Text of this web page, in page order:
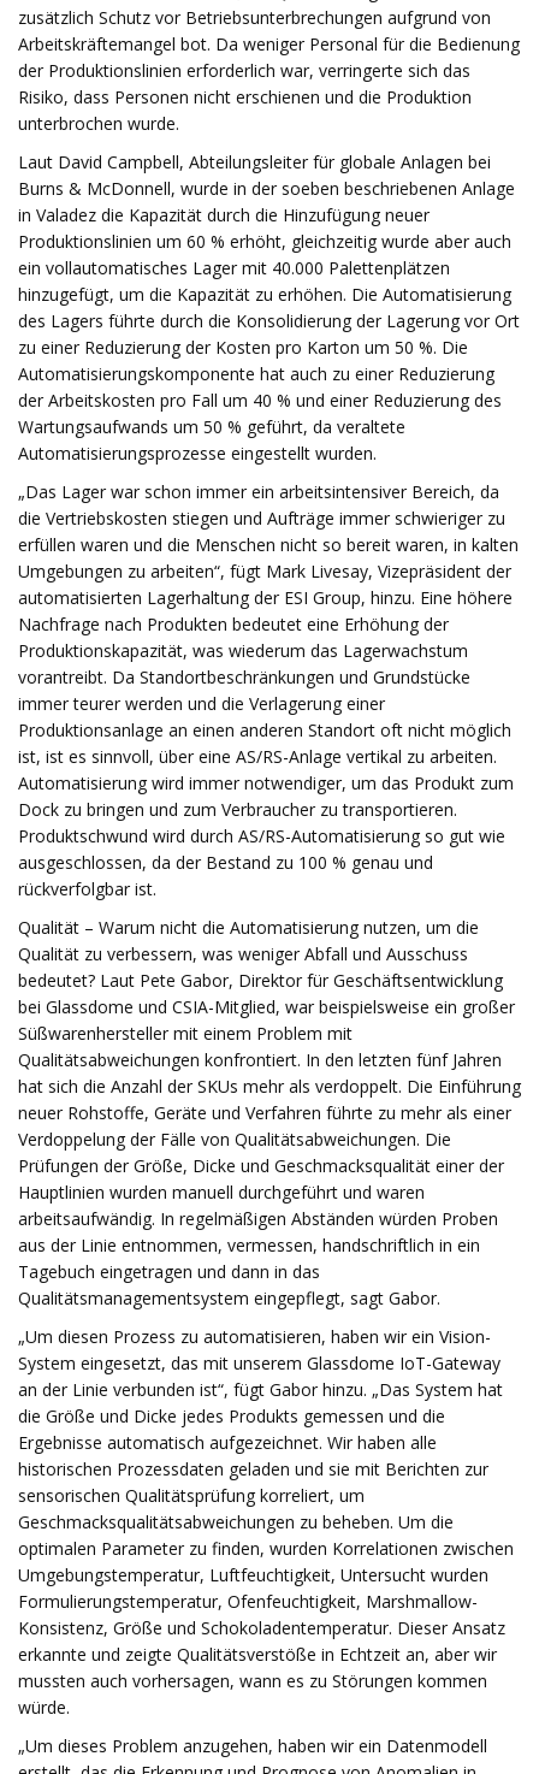
zusätzlich Schutz vor Betriebsunterbrechungen aufgrund von
Arbeitskräftemangel bot. Da weniger Personal für die Bedienung
der Produktionslinien erforderlich war, verringerte sich das
Risiko, dass Personen nicht erschienen und die Produktion
unterbrochen wurde.
Laut David Campbell, Abteilungsleiter für globale Anlagen bei
Burns & McDonnell, wurde in der soeben beschriebenen Anlage
in Valadez die Kapazität durch die Hinzufügung neuer
Produktionslinien um 60 % erhöht, gleichzeitig wurde aber auch
ein vollautomatisches Lager mit 40.000 Palettenplätzen
hinzugefügt, um die Kapazität zu erhöhen. Die Automatisierung
des Lagers führte durch die Konsolidierung der Lagerung vor Ort
zu einer Reduzierung der Kosten pro Karton um 50 %. Die
Automatisierungskomponente hat auch zu einer Reduzierung
der Arbeitskosten pro Fall um 40 % und einer Reduzierung des
Wartungsaufwands um 50 % geführt, da veraltete
Automatisierungsprozesse eingestellt wurden.
„Das Lager war schon immer ein arbeitsintensiver Bereich, da
die Vertriebskosten stiegen und Aufträge immer schwieriger zu
erfüllen waren und die Menschen nicht so bereit waren, in kalten
Umgebungen zu arbeiten“, fügt Mark Livesay, Vizepräsident der
automatisierten Lagerhaltung der ESI Group, hinzu. Eine höhere
Nachfrage nach Produkten bedeutet eine Erhöhung der
Produktionskapazität, was wiederum das Lagerwachstum
vorantreibt. Da Standortbeschränkungen und Grundstücke
immer teurer werden und die Verlagerung einer
Produktionsanlage an einen anderen Standort oft nicht möglich
ist, ist es sinnvoll, über eine AS/RS-Anlage vertikal zu arbeiten.
Automatisierung wird immer notwendiger, um das Produkt zum
Dock zu bringen und zum Verbraucher zu transportieren.
Produktschwund wird durch AS/RS-Automatisierung so gut wie
ausgeschlossen, da der Bestand zu 100 % genau und
rückverfolgbar ist.
Qualität – Warum nicht die Automatisierung nutzen, um die
Qualität zu verbessern, was weniger Abfall und Ausschuss
bedeutet? Laut Pete Gabor, Direktor für Geschäftsentwicklung
bei Glassdome und CSIA-Mitglied, war beispielsweise ein großer
Süßwarenhersteller mit einem Problem mit
Qualitätsabweichungen konfrontiert. In den letzten fünf Jahren
hat sich die Anzahl der SKUs mehr als verdoppelt. Die Einführung
neuer Rohstoffe, Geräte und Verfahren führte zu mehr als einer
Verdoppelung der Fälle von Qualitätsabweichungen. Die
Prüfungen der Größe, Dicke und Geschmacksqualität einer der
Hauptlinien wurden manuell durchgeführt und waren
arbeitsaufwändig. In regelmäßigen Abständen würden Proben
aus der Linie entnommen, vermessen, handschriftlich in ein
Tagebuch eingetragen und dann in das
Qualitätsmanagementsystem eingepflegt, sagt Gabor.
„Um diesen Prozess zu automatisieren, haben wir ein Vision-
System eingesetzt, das mit unserem Glassdome IoT-Gateway
an der Linie verbunden ist“, fügt Gabor hinzu. „Das System hat
die Größe und Dicke jedes Produkts gemessen und die
Ergebnisse automatisch aufgezeichnet. Wir haben alle
historischen Prozessdaten geladen und sie mit Berichten zur
sensorischen Qualitätsprüfung korreliert, um
Geschmacksqualitätsabweichungen zu beheben. Um die
optimalen Parameter zu finden, wurden Korrelationen zwischen
Umgebungstemperatur, Luftfeuchtigkeit, Untersucht wurden
Formulierungstemperatur, Ofenfeuchtigkeit, Marshmallow-
Konsistenz, Größe und Schokoladentemperatur. Dieser Ansatz
erkannte und zeigte Qualitätsverstöße in Echtzeit an, aber wir
mussten auch vorhersagen, wann es zu Störungen kommen
würde.
„Um dieses Problem anzugehen, haben wir ein Datenmodell